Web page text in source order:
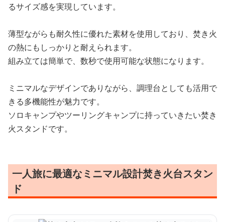
るサイズ感を実現しています。
薄型ながらも耐久性に優れた素材を使用しており、焚き火
の熱にもしっかりと耐えられます。
組み立ては簡単で、数秒で使用可能な状態になります。
ミニマルなデザインでありながら、調理台としても活用で
きる多機能性が魅力です。
ソロキャンプやツーリングキャンプに持っていきたい焚き
火スタンドです。
一人旅に最適なミニマル設計焚き火台スタン
ド